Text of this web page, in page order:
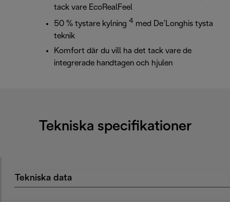
tack vare EcoRealFeel
50 % tystare kylning 4 med De’Longhis tysta
teknik
Komfort där du vill ha det tack vare de
integrerade handtagen och hjulen
Tekniska specifikationer
Tekniska data